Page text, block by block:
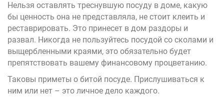
Нельзя оставлять треснувшую посуду в доме, какую
бы ценность она не представляла, не стоит клеить и
реставрировать. Это принесет в дом раздоры и
развал. Никогда не пользуйтесь посудой со сколами и
выщербленными краями, это обязательно будет
препятствовать вашему финансовому процветанию.
Таковы приметы о битой посуде. Прислушиваться к
ним или нет – это личное дело каждого.